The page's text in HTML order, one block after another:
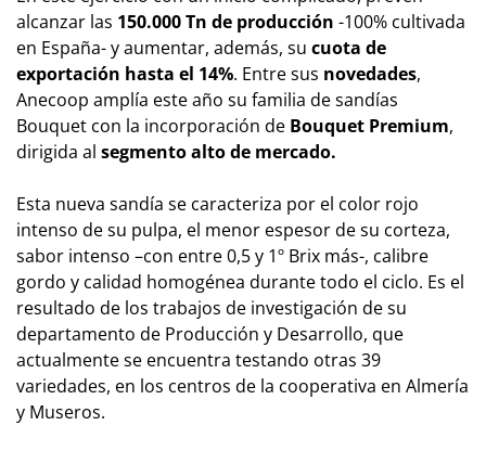
alcanzar las 150.000 Tn de producción -100% cultivada
en España- y aumentar, además, su cuota de
exportación hasta el 14%. Entre sus novedades,
Anecoop amplía este año su familia de sandías
Bouquet con la incorporación de Bouquet Premium,
dirigida al segmento alto de mercado.
Esta nueva sandía se caracteriza por el color rojo
intenso de su pulpa, el menor espesor de su corteza,
sabor intenso –con entre 0,5 y 1º Brix más-, calibre
gordo y calidad homogénea durante todo el ciclo. Es el
resultado de los trabajos de investigación de su
departamento de Producción y Desarrollo, que
actualmente se encuentra testando otras 39
variedades, en los centros de la cooperativa en Almería
y Museros.